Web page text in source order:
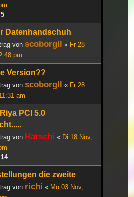
5
Datenhandschuh
von scoborgll « Fr 28
pm
Version??
von scoborgll « Fr 28
am
PCI 5.0
von Hatschi « Di 18 Nov,
14
die zweite
von richi « Mo 03 Nov,